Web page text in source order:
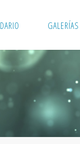
GALERÍAS